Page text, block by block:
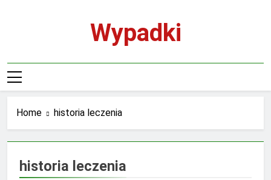
Wypadki
Home historia leczenia
historia leczenia